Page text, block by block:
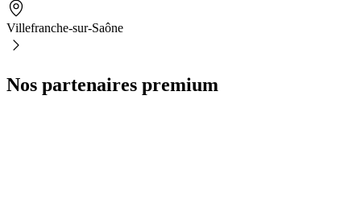
Villefranche-sur-Saône
Nos partenaires premium